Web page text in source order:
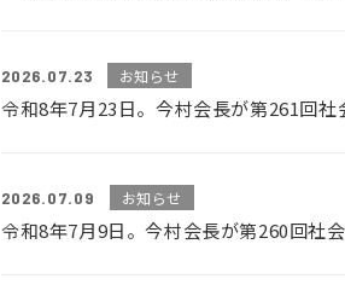
2026.07.23 お知らせ
令和8年7月23日。今村会長が第261回
2026.07.09 お知らせ
令和8年7月9日。今村会長が第260回社